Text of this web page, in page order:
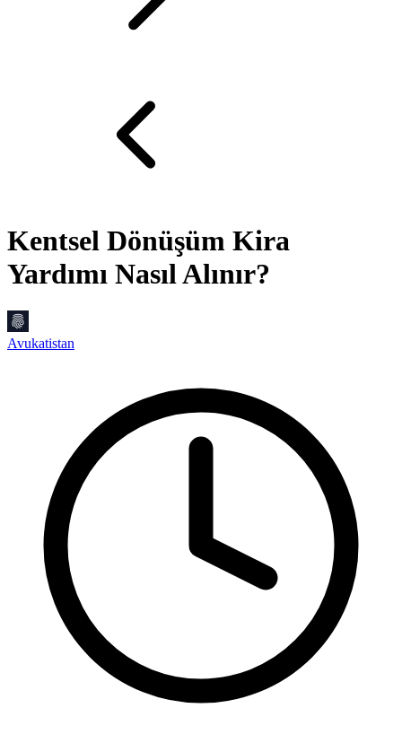
Kentsel Dönüşüm Kira
Yardımı Nasıl Alınır?
Avukatistan